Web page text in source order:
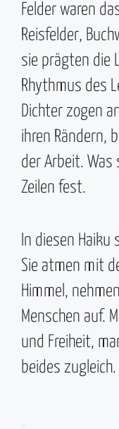
Felder waren
Reisfelder,
sie prägten die
Rhythmus des
Dichter zogen
ihren Rändern,
der Arbeit. Was
Zeilen fest.
In diesen Haiku
Sie atmen mit
Himmel,
Menschen auf.
und Freiheit,
beides zugleich.